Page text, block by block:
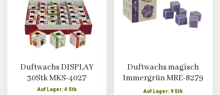
Duftwachs DISPLAY
30Stk MKS-4027
Auf Lager: 4 Stk
Duftwachs magisch
Immergrün MRE-8279
Auf Lager: 9 Stk